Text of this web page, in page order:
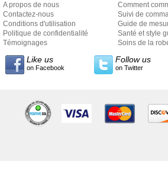
A propos de nous
Contactez-nous
Conditions d'utilisation
Politique de confidentialité
Témoignages
Comment
Suivi de
Guide de
Santé et style
Soins de la
Like us
on Facebook
Follow us
on Twitter